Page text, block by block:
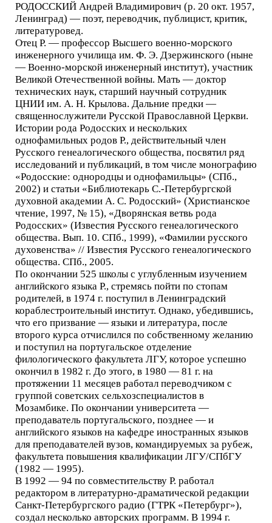
РОДОССКИЙ Андрей Владимирович (р. 20 окт. 1957,
Ленинград) — поэт, переводчик, публицист, критик,
литературовед.
Отец Р. — профессор Высшего военно-морского
инженерного училища им. Ф. Э. Дзержинского (ныне
— Военно-морской инженерный институт), участник
Великой Отечественной войны. Мать — доктор
технических наук, старший научный сотрудник
ЦНИИ им. А. Н. Крылова. Дальние предки —
священнослужители Русской Православной Церкви.
Истории рода Родосских и нескольких
однофамильных родов Р., действительный член
Русского генеалогического общества, посвятил ряд
исследований и публикаций, в том числе монографию
«Родосские: однородцы и однофамильцы» (СПб.,
2002) и статьи «Библиотекарь С.-Петербургской
духовной академии А. С. Родосский» (Христианское
чтение, 1997, № 15), «Дворянская ветвь рода
Родосских» (Известия Русского генеалогического
общества. Вып. 10. СПб., 1999), «Фамилии русского
духовенства» // Известия Русского генеалогического
общества. СПб., 2005.
По окончании 525 школы с углубленным изучением
английского языка Р., стремясь пойти по стопам
родителей, в 1974 г. поступил в Ленинградский
кораблестроительный институт. Однако, убедившись,
что его призвание — языки и литература, после
второго курса отчислился по собственному желанию
и поступил на португальское отделение
филологического факультета ЛГУ, которое успешно
окончил в 1982 г. До этого, в 1980 — 81 г. на
протяжении 11 месяцев работал переводчиком с
группой советских сельхозспециалистов в
Мозамбике. По окончании университета —
преподаватель португальского, позднее — и
английского языков на кафедре иностранных языков
для преподавателей вузов, командируемых за рубеж,
факультета повышения квалификации ЛГУ/СПбГУ
(1982 — 1995).
В 1992 — 94 по совместительству Р. работал
редактором в литературно-драматической редакции
Санкт-Петербургского радио (ГТРК «Петербург»),
создал несколько авторских программ. В 1994 г.